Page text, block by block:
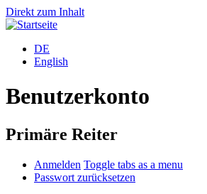
Direkt zum Inhalt
DE
English
Benutzerkonto
Primäre Reiter
Anmelden Toggle tabs as a menu
Passwort zurücksetzen